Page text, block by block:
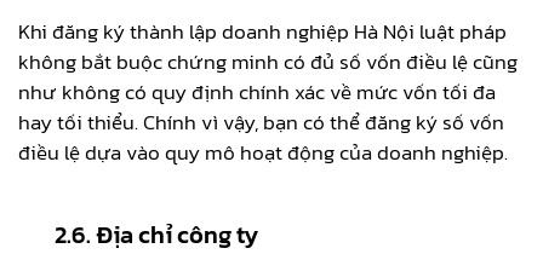
Khi đăng ký thành lập doanh nghiệp Hà Nội luật pháp
không bắt buộc chứng minh có đủ số vốn điều lệ cũng
như không có quy định chính xác về mức vốn tối đa
hay tối thiểu. Chính vì vậy, bạn có thể đăng ký số vốn
điều lệ dựa vào quy mô hoạt động của doanh nghiệp.
2.6. Địa chỉ công ty